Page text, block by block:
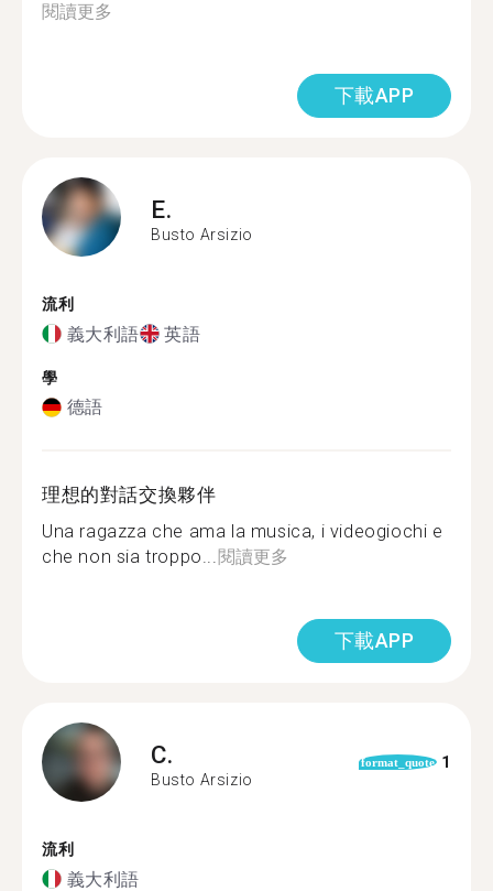
閱讀更多
下載APP
E.
Busto Arsizio
流利
義大利語 英語
學
德語
理想的對話交換夥伴
Una ragazza che ama la musica, i videogiochi e
che non sia troppo...閱讀更多
下載APP
C.
Busto Arsizio
format_quote 1
流利
義大利語